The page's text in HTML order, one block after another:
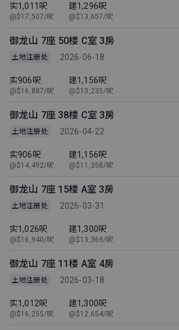
实1,011呎
@$17,507/呎
建1,296呎
@$13,657/呎
御龙山 7座 50楼 C室 3房
土地注册处 2026-06-18
实906呎
@$16,887/呎
建1,156呎
@$13,235/呎
御龙山 7座 38楼 C室 3房
土地注册处 2026-04-22
实906呎
@$14,492/呎
建1,156呎
@$11,358/呎
御龙山 7座 15楼 A室 3房
土地注册处 2026-03-31
实1,026呎
@$16,940/呎
建1,300呎
@$13,369/呎
御龙山 7座 11楼 A室 4房
土地注册处 2026-03-18
实1,012呎
@$16,255/呎
建1,300呎
@$12,654/呎